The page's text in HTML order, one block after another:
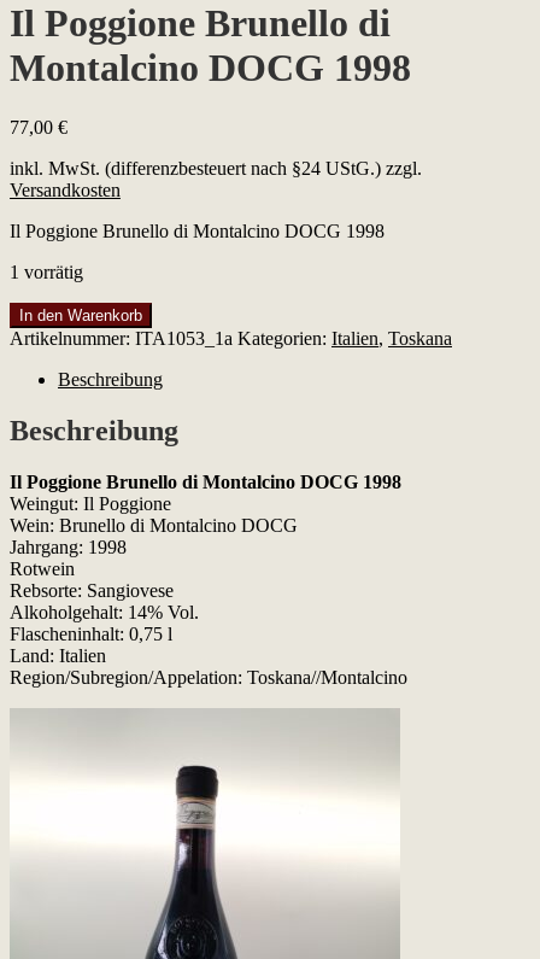
Il Poggione Brunello di
Montalcino DOCG 1998
77,00 €
inkl. MwSt. (differenzbesteuert nach §24 UStG.) zzgl.
Versandkosten
Il Poggione Brunello di Montalcino DOCG 1998
1 vorrätig
Poggione
DOCG
1998
In den Warenkorb
Artikelnummer: ITA1053_1a Kategorien: Italien, Toskana
Beschreibung
Beschreibung
Il Poggione Brunello di Montalcino DOCG 1998
Weingut: Il Poggione
Wein: Brunello di Montalcino DOCG
Jahrgang: 1998
Rotwein
Rebsorte: Sangiovese
Alkoholgehalt: 14% Vol.
Flascheninhalt: 0,75 l
Land: Italien
Region/Subregion/Appelation: Toskana//Montalcino